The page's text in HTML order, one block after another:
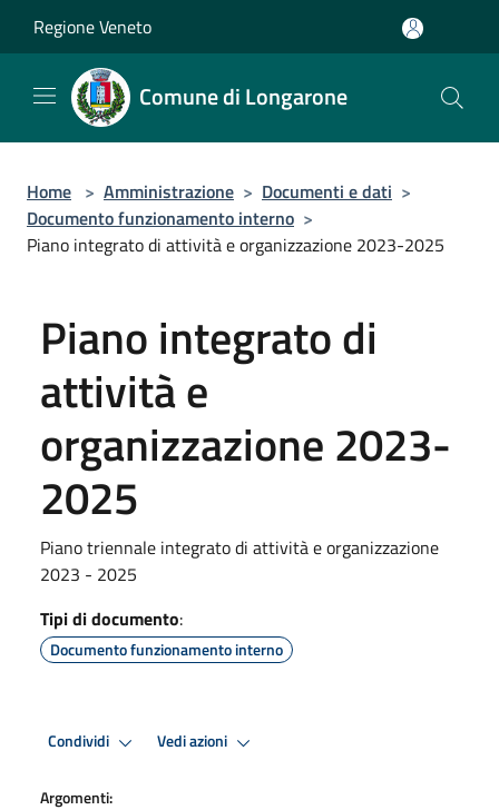
Regione Veneto
Comune di Longarone
Home > Amministrazione > Documenti e dati >
Documento funzionamento interno >
Piano integrato di attività e organizzazione 2023-2025
Piano integrato di
attività e
organizzazione 2023-
2025
Piano triennale integrato di attività e organizzazione
2023 - 2025
Tipi di documento:
Documento funzionamento interno
Condividi Vedi azioni
Argomenti: